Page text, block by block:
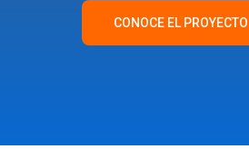
CONOCE EL PROYECTO